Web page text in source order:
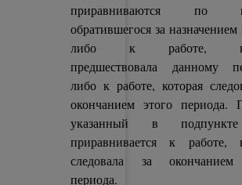
приравниваются по
обратившегося за
либо к работе,
предшествовала данному
либо к работе, которая
окончанием этого периода.
указанный в
приравнивается к работе,
следовала за окончанием
периода.